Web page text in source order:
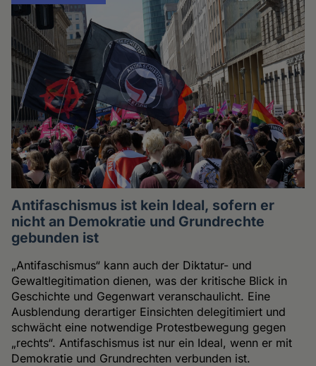
Antifaschismus ist kein Ideal, sofern er
nicht an Demokratie und Grundrechte
gebunden ist
„Antifaschismus“ kann auch der Diktatur- und
Gewaltlegitimation dienen, was der kritische Blick in
Geschichte und Gegenwart veranschaulicht. Eine
Ausblendung derartiger Einsichten delegitimiert und
schwächt eine notwendige Protestbewegung gegen
„rechts“. Antifaschismus ist nur ein Ideal, wenn er mit
Demokratie und Grundrechten verbunden ist.